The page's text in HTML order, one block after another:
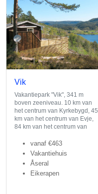
Vik
Vakantiepark "Vik", 341 m
boven zeeniveau. 10 km van
het centrum van Kyrkebygd, 45
km van het centrum van Evje,
84 km van het centrum van
vanaf €463
Vakantiehuis
Åseral
Eikerapen